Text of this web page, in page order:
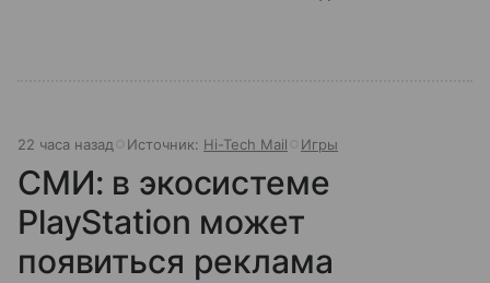
22 часа назад Источник: Hi-Tech Mail Игры
СМИ: в экосистеме
PlayStation может
появиться реклама